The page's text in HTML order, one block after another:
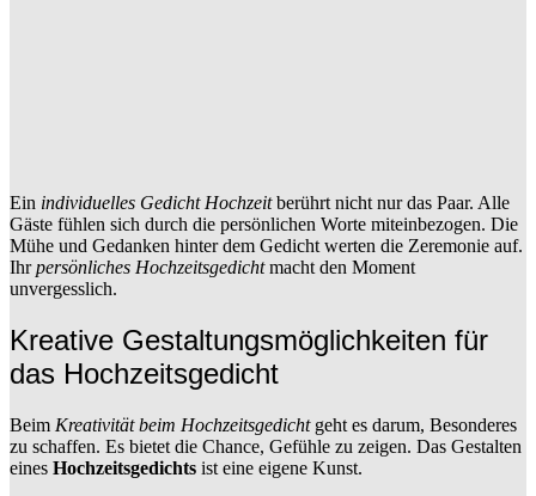
Ein individuelles Gedicht Hochzeitberührt nicht nur das Paar. Alle
Gäste fühlen sich durch die persönlichen Worte miteinbezogen. Die
Mühe und Gedanken hinter dem Gedicht werten die Zeremonie auf.
Ihrpersönliches Hochzeitsgedichtmacht den Moment
unvergesslich.
Kreative Gestaltungsmöglichkeiten für
das Hochzeitsgedicht
Beim Kreativität beim Hochzeitsgedichtgeht es darum, Besonderes
zu schaffen. Es bietet die Chance, Gefühle zu zeigen. Das Gestalten
eines Hochzeitsgedichts ist eine eigene Kunst.